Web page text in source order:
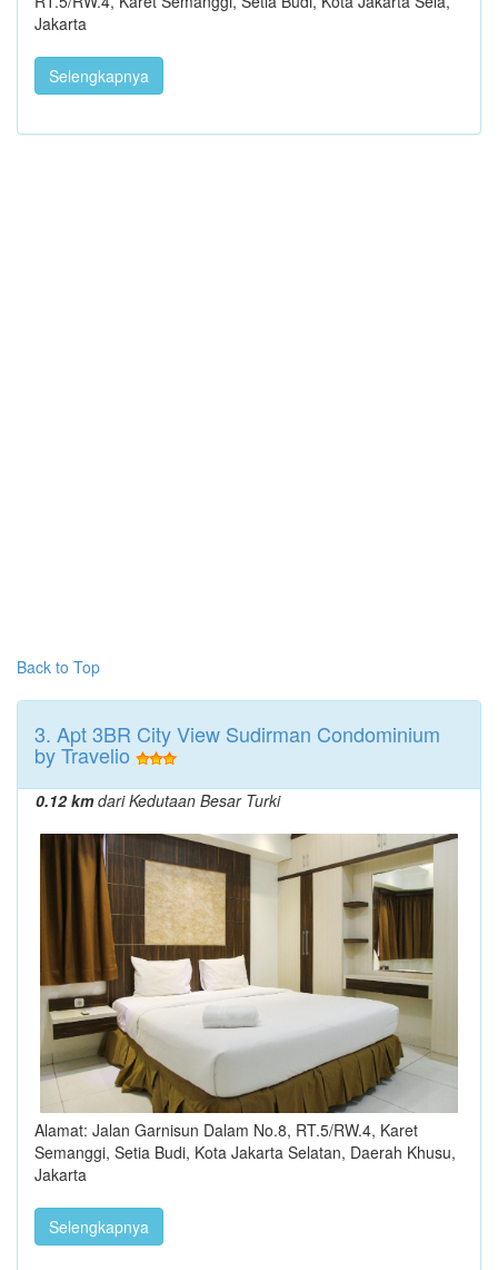
Jakarta
Selengkapnya
Back to Top
3. Apt 3BR City View Sudirman Condominium
by Travelio
0.12 kmdari Kedutaan Besar Turki
Alamat: Jalan Garnisun Dalam No.8, RT.5/RW.4, Karet
Semanggi, Setia Budi, Kota Jakarta Selatan, Daerah Khusu,
Jakarta
Selengkapnya